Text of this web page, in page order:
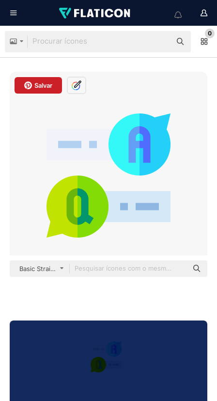
0
Salvar
Basic Straight Flat